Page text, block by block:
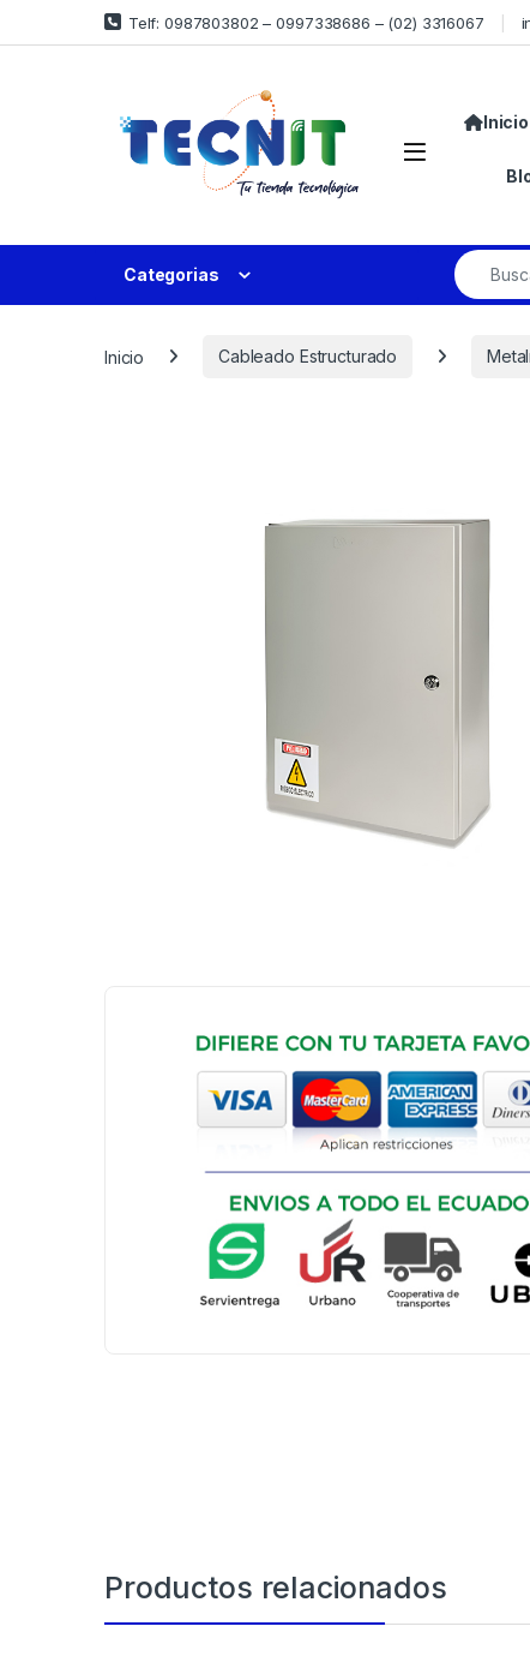
Telf: 0987803802 – 0997338686 – (02) 3316067
Inicio
Categorias
Inicio Cableado Estructurado
Productos relacionados